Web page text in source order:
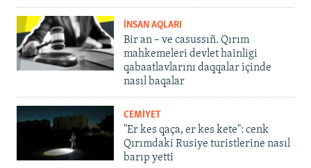
İNSAN AQLARI
Bir an – ve casussıñ. Qırım
mahkemeleri devlet hainligi
qabaatlavlarını daqqalar içinde
nasıl baqalar
CEMİYET
"Er kes qaça, er kes kete": cenk
Qırımdaki Rusiye turistlerine nasıl
barıp yetti